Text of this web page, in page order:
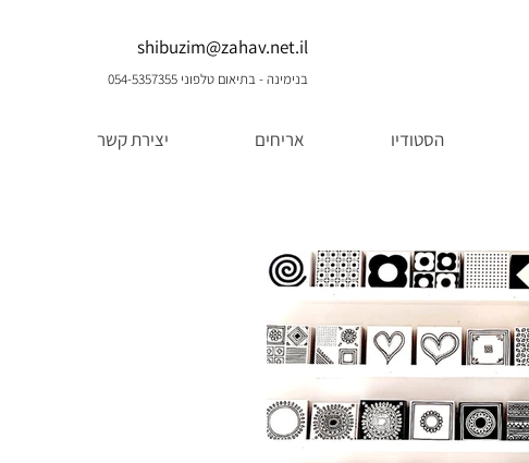
shibuzim@zahav.net.il
בנימינה - בתיאום טלפוני 054-5357355
הסטודיו אריחים יצירת קשר